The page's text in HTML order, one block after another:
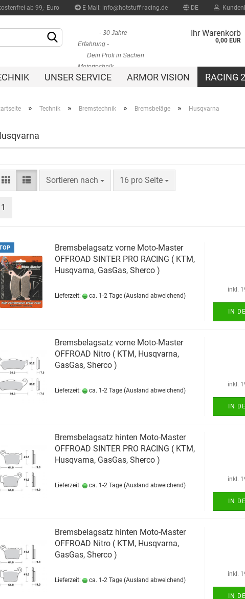
ab 99,- Euro E-Mail: info@hotstuff-racing.de DE
Sprache auswählen
Konto erstellen
Passwort vergessen?
- 30 Jahre
Erfahrung -
Dein Profi in Sachen
Motortechnik
Ihr Warenkorb
0,00 EUR
UNSER SERVICE ARMOR VISION RACING
» Technik » Bremstechnik » Bremsbeläge » Husqvarna
Sortieren nach 16 pro Seite
1
Bremsbelagsatz vorne Moto-Master
OFFROAD SINTER PRO RACING ( KTM,
Husqvarna, GasGas, Sherco )
Lieferzeit: ca. 1-2 Tage (Ausland abweichend)
inkl.
IN
Bremsbelagsatz vorne Moto-Master
OFFROAD Nitro ( KTM, Husqvarna,
GasGas, Sherco )
Lieferzeit: ca. 1-2 Tage (Ausland abweichend)
inkl.
IN
Bremsbelagsatz hinten Moto-Master
OFFROAD SINTER PRO RACING ( KTM,
Husqvarna, GasGas, Sherco )
Lieferzeit: ca. 1-2 Tage (Ausland abweichend)
inkl.
IN
Bremsbelagsatz hinten Moto-Master
OFFROAD Nitro ( KTM, Husqvarna,
GasGas, Sherco )
Lieferzeit: ca. 1-2 Tage (Ausland abweichend)
inkl.
IN